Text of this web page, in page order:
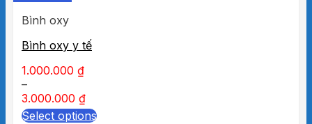
Bình oxy
Bình oxy y tế
1.000.000 ₫
–
3.000.000 ₫
Select options